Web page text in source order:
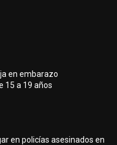
en embarazo
15 a 19 años
en policías asesinados en